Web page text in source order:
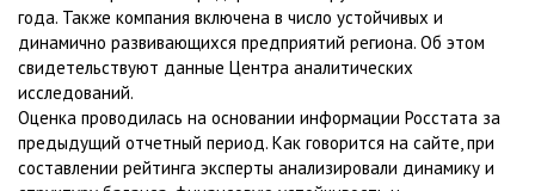
года. Также компания включена в число устойчивых и
динамично развивающихся предприятий региона. Об этом
свидетельствуют данные Центра аналитических
исследований.
Оценка проводилась на основании информации Росстата за
предыдущий отчетный период. Как говорится на сайте, при
составлении рейтинга эксперты анализировали динамику и